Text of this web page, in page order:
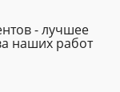
- лучшее
наших работ